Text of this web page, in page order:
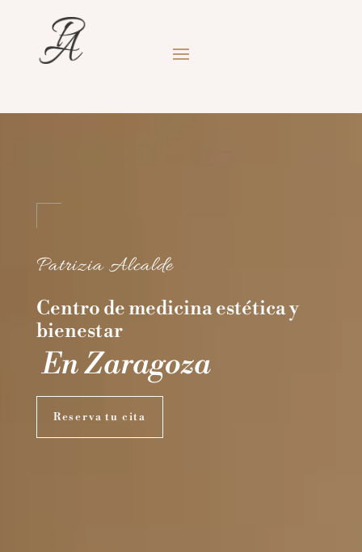
Patrizia Alcalde
Centro de medicina estética y
bienestar
En Zaragoza
Reserva tu cita